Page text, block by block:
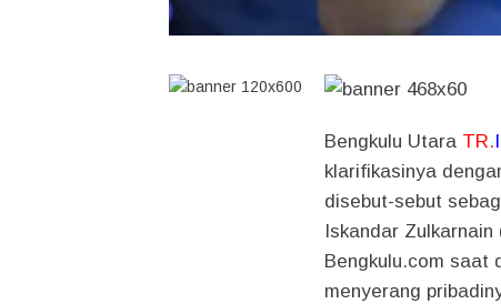
Bengkulu Utara TR.
klarifikasinya
disebut-sebut
Iskandar
Bengkulu.com saat
menyerang